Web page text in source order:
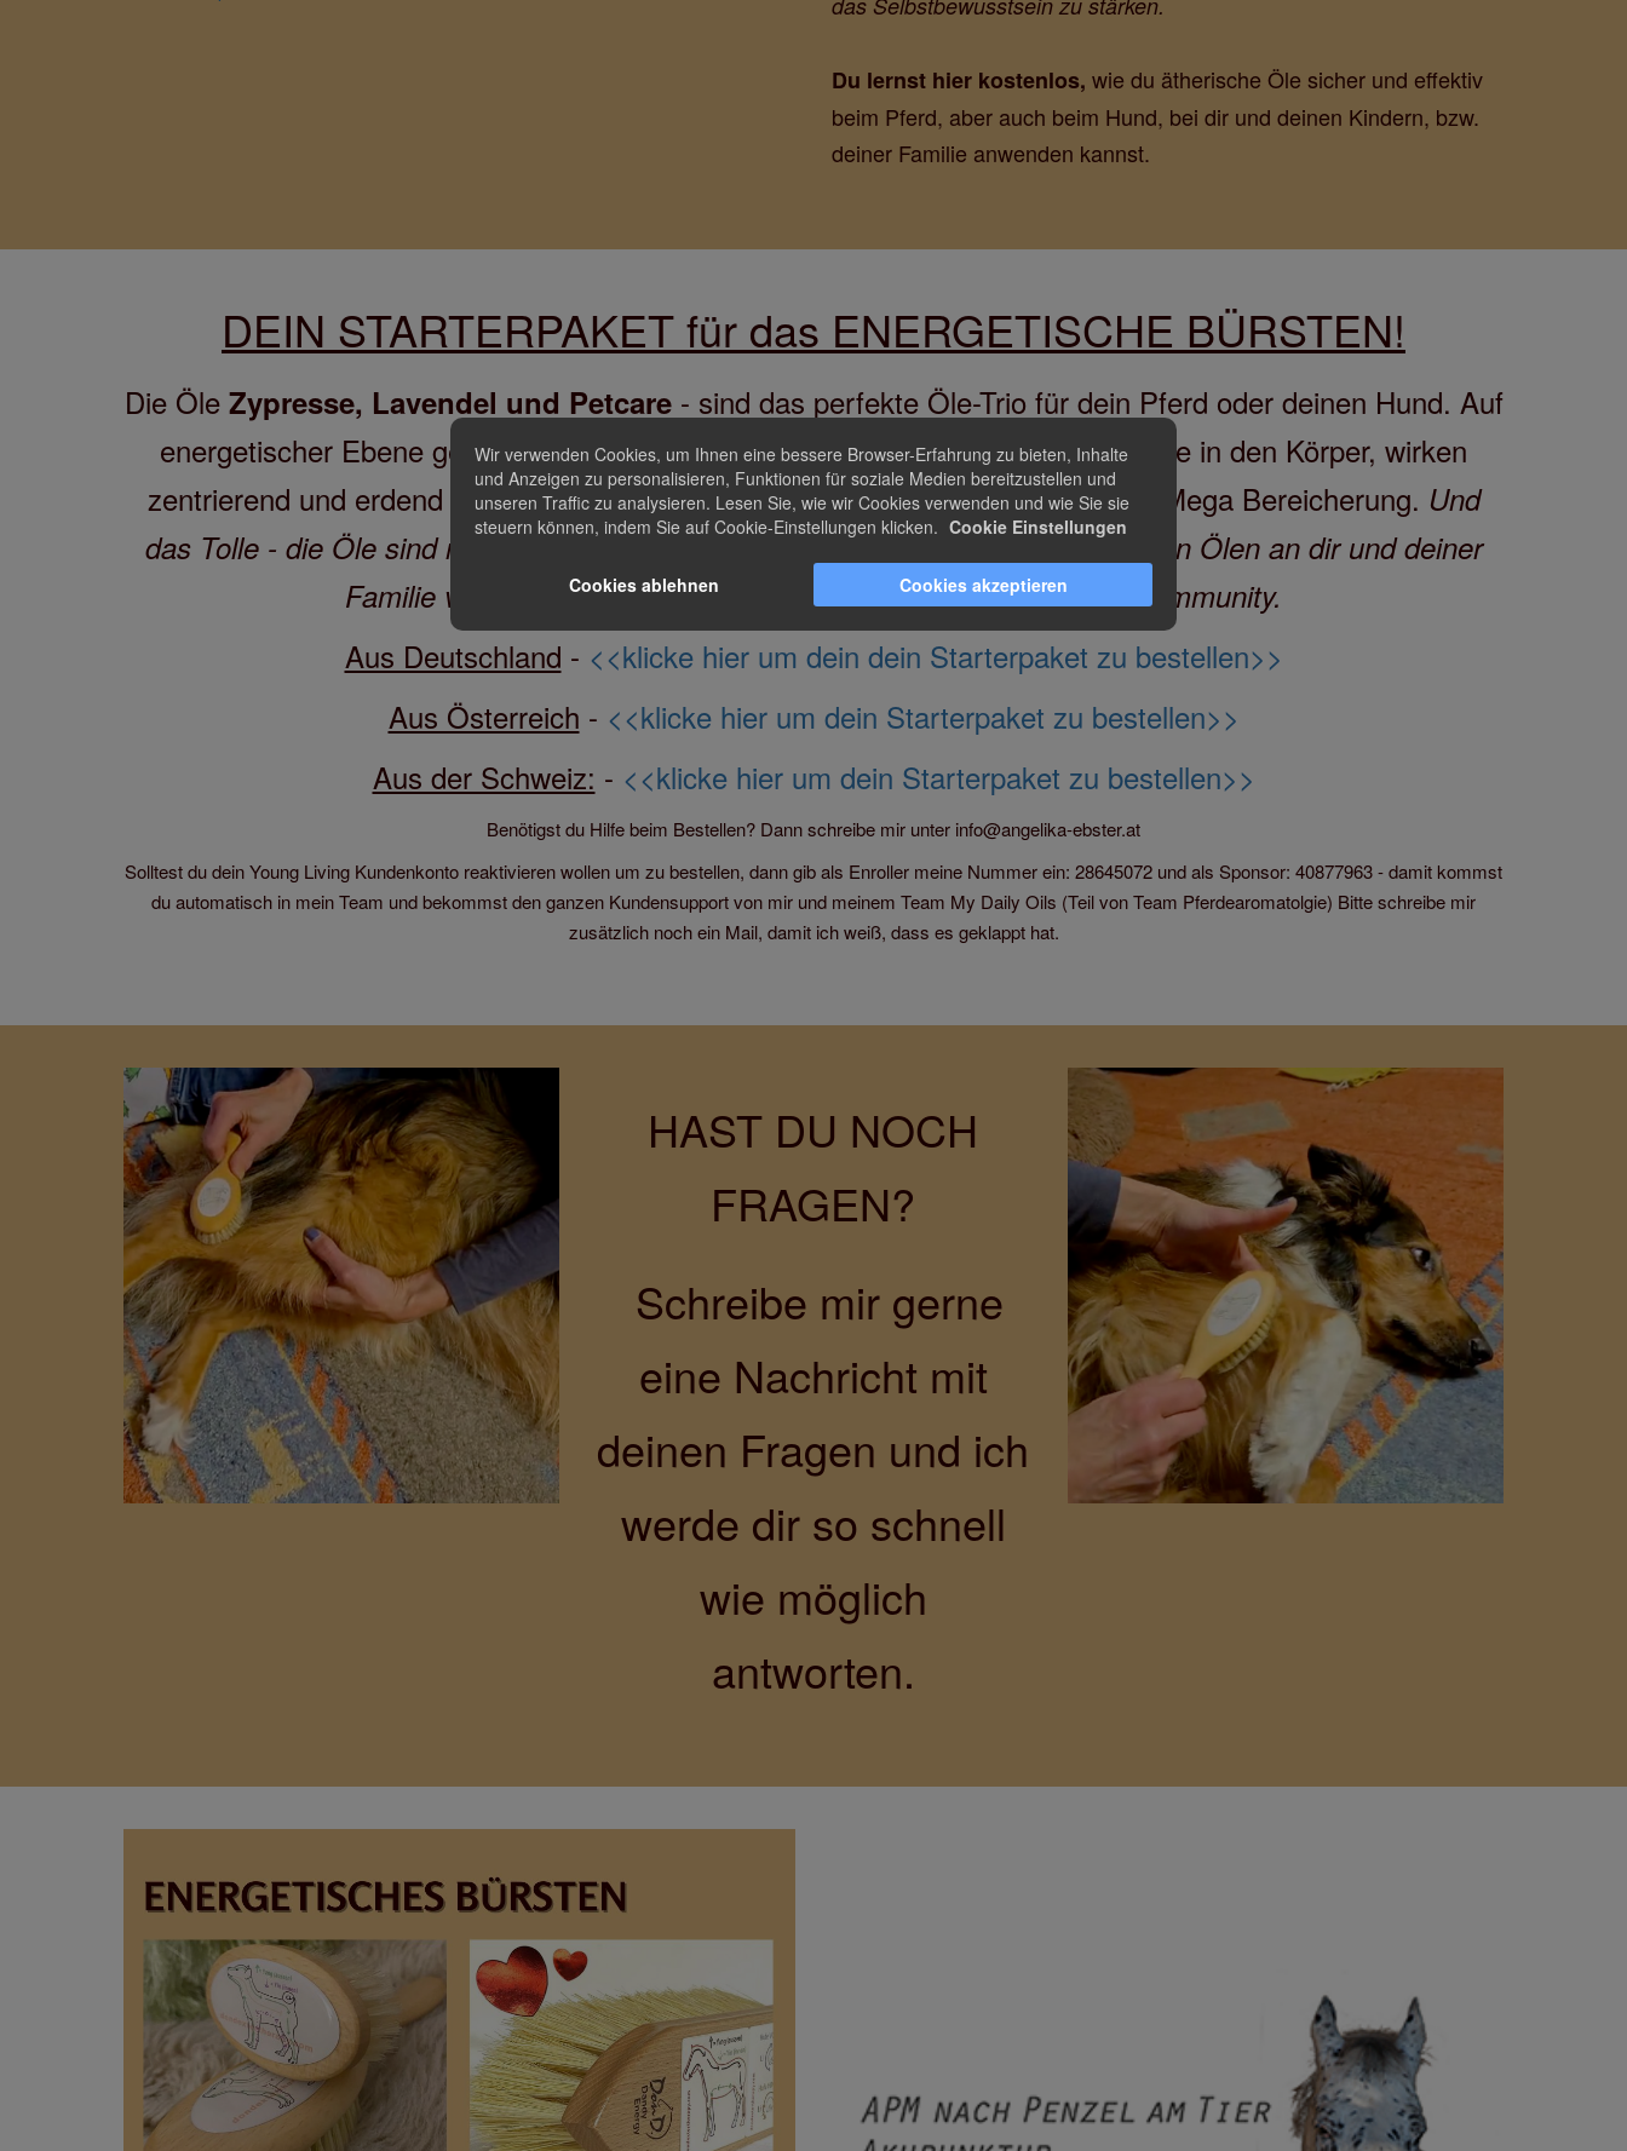
Du lernst hier kostenlos, wie du ätherische Öle sicher und effektiv
beim Pferd, aber auch beim Hund, bei dir und deinen Kindern, bzw.
deiner Familie anwenden kannst.
DEIN STARTERPAKET für das ENERGETISCHE BÜRSTEN!
Die Öle Zypresse, Lavendel und Petcare- sind das perfekte Öle-Trio für dein Pferd oder deinen Hund. Auf
energetischer Ebene gesehen bringen diese Öle alles in den Fluss, bringen Ruhe in den Körper, wirken
zentrierend und erdend und sind zusätzlich zu dem energetischen Bürsten eine Mega Bereicherung. Und
das Tolle - die Öle sind nicht nur für dein Tier, sondern auch du kannst diese tollen Ölen an dir und deiner
Familie verwenden - WIE? Das erfährst du bei uns in unserer Community.
Aus Deutschland - <<klicke hier um dein dein Starterpaket zu bestellen>>
Aus Österreich - <<klicke hier um dein Starterpaket zu bestellen>>
Aus der Schweiz: - <<klicke hier um dein Starterpaket zu bestellen>>
Benötigst du Hilfe beim Bestellen? Dann schreibe mir unter info@angelika-ebster.at
Solltest du dein Young Living Kundenkonto reaktivieren wollen um zu bestellen, dann gib als Enroller meine Nummer ein: 28645072 und als Sponsor: 40877963 - damit kommst
du automatisch in mein Team und bekommst den ganzen Kundensupport von mir und meinem Team My Daily Oils (Teil von Team Pferdearomatolgie) Bitte schreibe mir
zusätzlich noch ein Mail, damit ich weiß, dass es geklappt hat.
HAST DU NOCH
FRAGEN?
Schreibe mir gerne
eine Nachricht mit
deinen Fragen und ich
werde dir so schnell
wie möglich
antworten.
Wir verwenden Cookies, um Ihnen eine bessere Browser-Erfahrung zu bieten, Inhalte
und Anzeigen zu personalisieren, Funktionen für soziale Medien bereitzustellen und
unseren Traffic zu analysieren. Lesen Sie, wie wir Cookies verwenden und wie Sie sie
steuern können, indem Sie auf Cookie-Einstellungen klicken. Cookie Einstellungen
Cookies ablehnen Cookies akzeptieren